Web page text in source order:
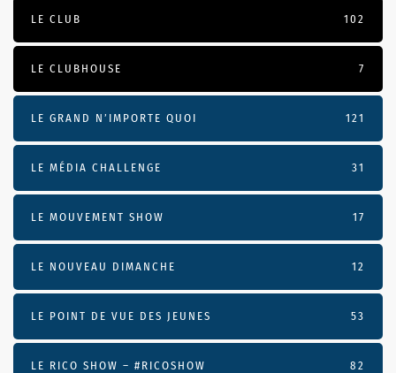
LE CLUB 102
LE CLUBHOUSE 7
LE GRAND N’IMPORTE QUOI 121
LE MÉDIA CHALLENGE 31
LE MOUVEMENT SHOW 17
LE NOUVEAU DIMANCHE 12
LE POINT DE VUE DES JEUNES 53
LE RICO SHOW – #RICOSHOW 82